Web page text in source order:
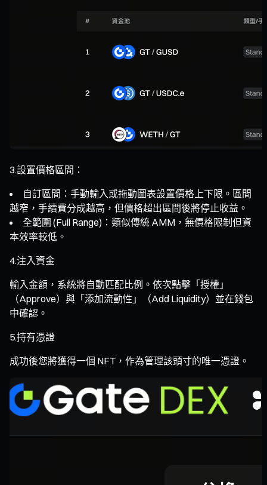
3.設置價格區間：
自訂區間：手動輸入或拖動圖表設置價格上下限。區間
越窄，手續費分成越高，但價格超出區間後將停止收益。
全範圍 (Full Range)：類似傳統 AMM，無價格限制但資
本效率較低。
4.注入資金
輸入金額，系統將自動匹配比例。依次點擊「授權」
（Approve）與「添加流動性」（Add Liquidity）並在錢包
中確認。
5.持有憑證
成功後您將獲得一個 NFT，作為管理該頭寸的唯一憑證。